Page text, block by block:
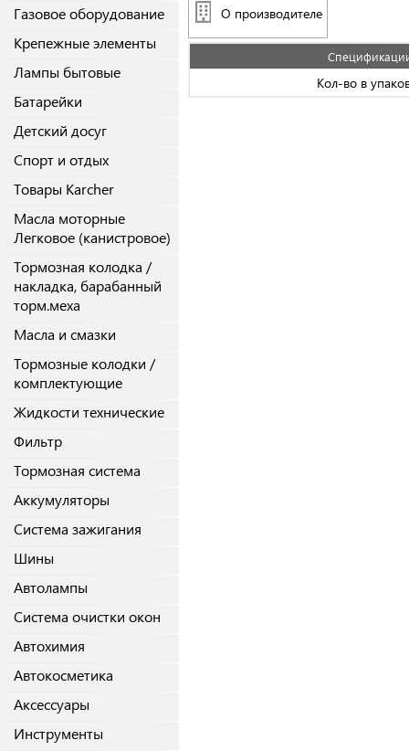
Газовое оборудование
Крепежные элементы
Лампы бытовые
Батарейки
Детский досуг
Спорт и отдых
Товары Karcher
Масла моторные
Легковое (канистровое)
Тормозная колодка /
накладка, барабанный
торм.меха
Масла и смазки
Тормозные колодки /
комплектующие
Жидкости технические
Фильтр
Тормозная система
Аккумуляторы
Система зажигания
Шины
Автолампы
Система очистки окон
Автохимия
Автокосметика
Аксессуары
Инструменты
О производителе
Кол-во в